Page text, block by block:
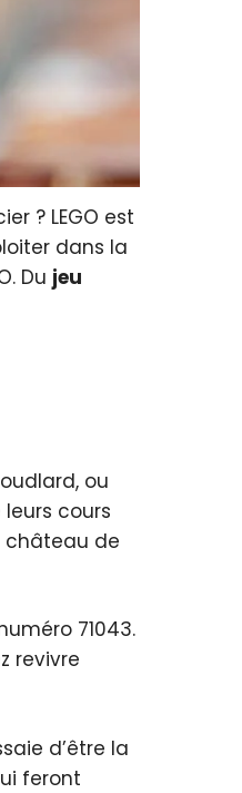
? LEGO est
dans la
Du jeu
ou
cours
château de
71043.
revivre
d’être la
feront